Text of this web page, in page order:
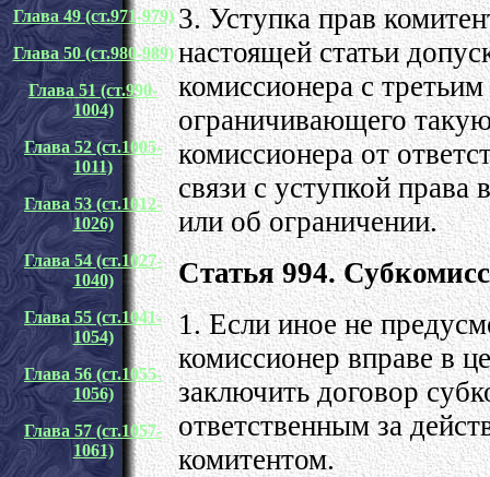
Глава 49 (ст.971-979)
Глава 50 (ст.980-989)
Глава 51 (ст.990-
1004)
Глава 52 (ст.1005-
1011)
Глава 53 (ст.1012-
1026)
Глава 54 (ст.1027-
1040)
Глава 55 (ст.1041-
1054)
Глава 56 (ст.1055-
1056)
Глава 57 (ст.1057-
1061)
3. Уступка прав
настоящей статьи
комиссионера с
ограничивающего
комиссионера от
связи с уступкой права
или об ограничении.
Статья 994.
1. Если иное не
комиссионер вправе в
заключить договор
ответственным за
комитентом.